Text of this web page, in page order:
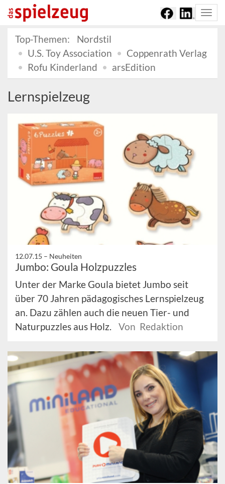
Top-Themen:
Nordstil
U.S. Toy Association
Coppenrath Verlag
Rofu Kinderland
arsEdition
Lernspielzeug
12.07.15 – Neuheiten
Jumbo: Goula Holzpuzzles
Unter der Marke Goula bietet Jumbo seit
über 70 Jahren pädagogisches Lernspielzeug
an. Dazu zählen auch die neuen Tier- und
Naturpuzzles aus Holz.
Von Redaktion